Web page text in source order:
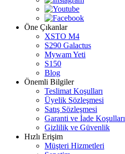
Öne Çıkanlar
XSTO M4
S290 Galactus
Mywam Yeti
S150
Blog
Önemli Bilgiler
Teslimat Koşulları
Üyelik Sözleşmesi
Satış Sözleşmesi
Garanti ve İade Koşulları
Gizlilik ve Güvenlik
Hızlı Erişim
Müşteri Hizmetleri